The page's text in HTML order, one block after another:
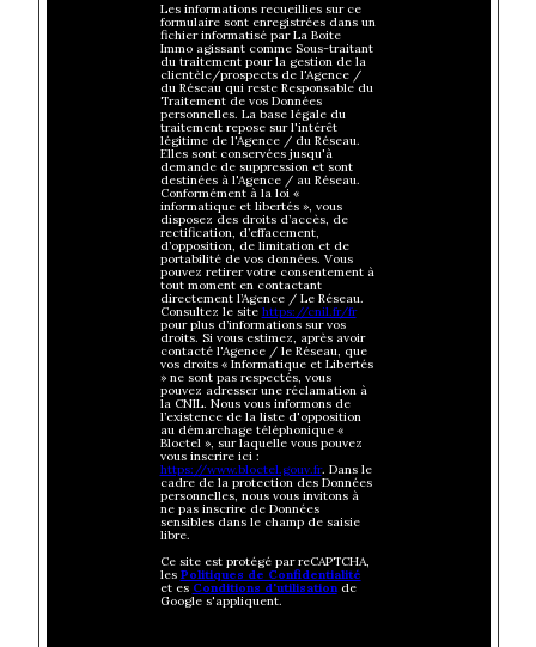
Les informations recueillies sur ce
formulaire sont enregistrées dans un
fichier informatisé par La Boite
Immo agissant comme Sous-traitant
du traitement pour la gestion de la
clientèle/prospects de l'Agence /
du Réseau qui reste Responsable du
Traitement de vos Données
personnelles. La base légale du
traitement repose sur l'intérêt
légitime de l'Agence / du Réseau.
Elles sont conservées jusqu'à
demande de suppression et sont
destinées à l'Agence / au Réseau.
Conformément à la loi «
informatique et libertés », vous
disposez des droits d’accès, de
rectification, d’effacement,
d’opposition, de limitation et de
portabilité de vos données. Vous
pouvez retirer votre consentement à
tout moment en contactant
directement l’Agence / Le Réseau.
Consultez le site https://cnil.fr/fr
pour plus d’informations sur vos
droits. Si vous estimez, après avoir
contacté l'Agence / le Réseau, que
vos droits « Informatique et Libertés
» ne sont pas respectés, vous
pouvez adresser une réclamation à
la CNIL. Nous vous informons de
l’existence de la liste d'opposition
au démarchage téléphonique «
Bloctel », sur laquelle vous pouvez
vous inscrire ici :
https://www.bloctel.gouv.fr. Dans le
cadre de la protection des Données
personnelles, nous vous invitons à
ne pas inscrire de Données
sensibles dans le champ de saisie
libre.
Ce site est protégé par reCAPTCHA,
les Politiques de Confidentialité
et es Conditions d'utilisationde
Google s'appliquent.